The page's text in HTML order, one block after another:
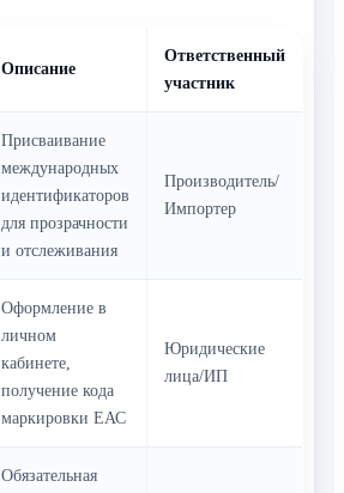
Описание
Ответственный
участник
Присваивание
международных
идентификаторов
для прозрачности
и отслеживания
Производитель/
Импортер
Оформление в
личном
кабинете,
получение кода
маркировки ЕАС
Юридические
лица/ИП
Обязательная